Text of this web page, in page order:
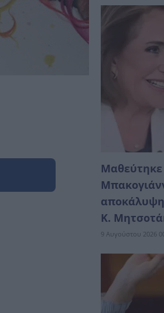
Μαθεύτηκε
αποκάλυψη
Κ.
9 Αυγούστου 2026